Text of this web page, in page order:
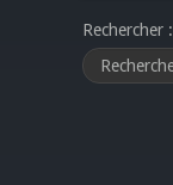
Rechercher :